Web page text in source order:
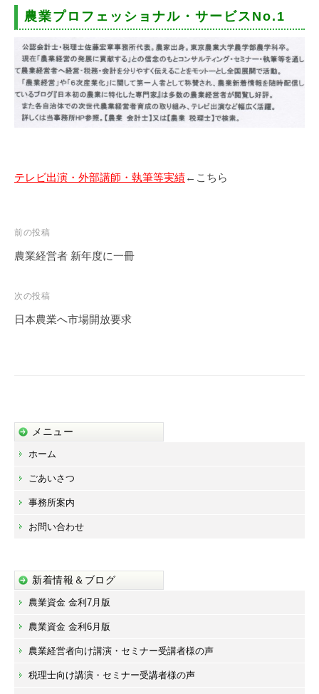
農業プロフェッショナル・サービスNo.1
テレビ出演・外部講師・執筆等実績←こちら
投
稿
ビ
ゲ
前の投稿
農業経営者 新年度に一冊
次の投稿
日本農業へ市場開放要求
メニュー
ホーム
ごあいさつ
事務所案内
お問い合わせ
新着情報＆ブログ
農業資金 金利7月版
農業資金 金利6月版
農業経営者向け講演・セミナー受講者様の声
税理士向け講演・セミナー受講者様の声